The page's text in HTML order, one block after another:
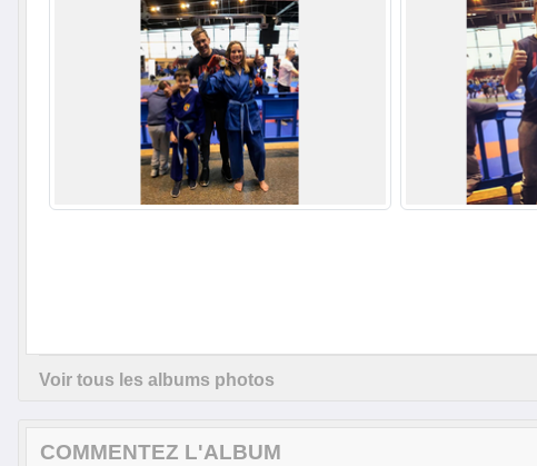
Voir tous les albums photos
COMMENTEZ L'ALBUM